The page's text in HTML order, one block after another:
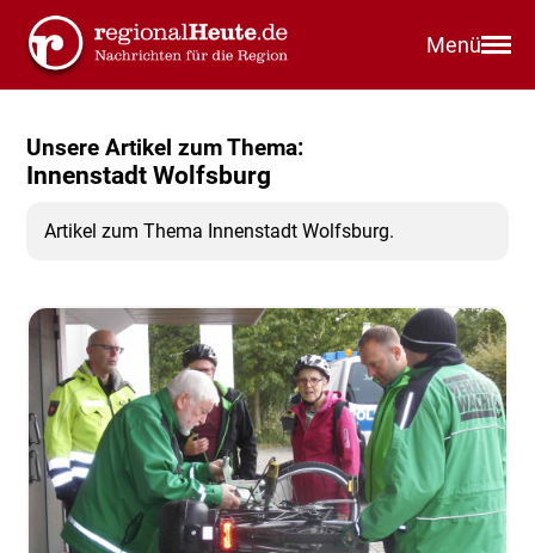
Menü
Unsere Artikel zum Thema:
Innenstadt Wolfsburg
Artikel zum Thema Innenstadt Wolfsburg.